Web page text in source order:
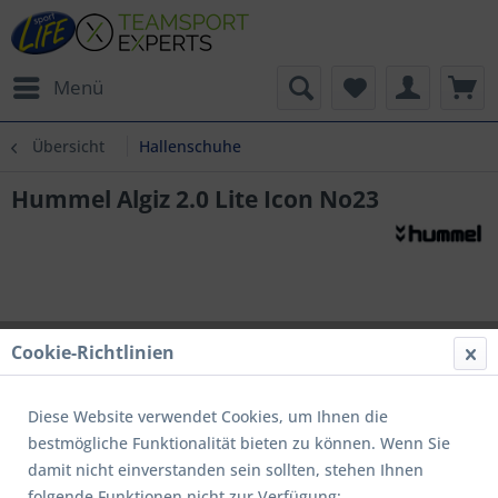
Menü
Übersicht Hallenschuhe
Hummel Algiz 2.0 Lite Icon No23
Cookie-Richtlinien
Diese Website verwendet Cookies, um Ihnen die
bestmögliche Funktionalität bieten zu können. Wenn Sie
damit nicht einverstanden sein sollten, stehen Ihnen